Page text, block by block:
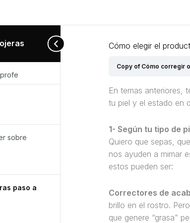
sobre
paso a
Cómo elegir el
Copy of Cómo corregir
En temas anteriores,
tu piel y el estado en
1- Según tu tipo de
Quiero que sepas,
nos ayuden a mimar
estos pueden ser:
Correctores de
brillo en el rostro.
que genere “grasa”